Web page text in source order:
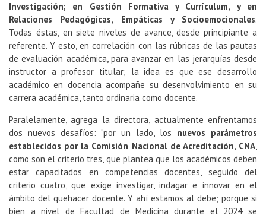
Investigación; en Gestión Formativa y Currículum, y en
Relaciones Pedagógicas, Empáticas y Socioemocionales.
Todas éstas, en siete niveles de avance, desde principiante a
referente. Y esto, en correlación con las rúbricas de las pautas
de evaluación académica, para avanzar en las jerarquías desde
instructor a profesor titular; la idea es que ese desarrollo
académico en docencia acompañe su desenvolvimiento en su
carrera académica, tanto ordinaria como docente.
Paralelamente, agrega la directora, actualmente enfrentamos
dos nuevos desafíos: “por un lado, los nuevos parámetros
establecidos por la Comisión Nacional de Acreditación, CNA,
como son el criterio tres, que plantea que los académicos deben
estar capacitados en competencias docentes, seguido del
criterio cuatro, que exige investigar, indagar e innovar en el
ámbito del quehacer docente. Y ahí estamos al debe; porque si
bien a nivel de Facultad de Medicina durante el 2024 se